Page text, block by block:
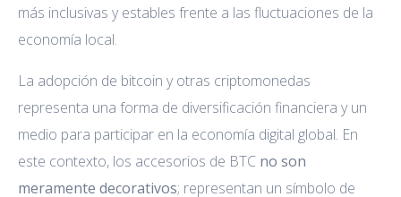
más inclusivas y estables frente a las fluctuaciones de la
economía local.
La adopción de bitcoin y otras criptomonedas
representa una forma de diversificación financiera y un
medio para participar en la economía digital global. En
este contexto, los accesorios de BTC no son
meramente decorativos; representan un símbolo de